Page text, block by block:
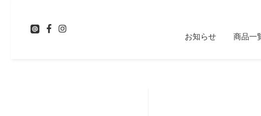
お知らせ 商品一